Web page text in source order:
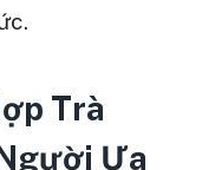
Trà
Ưa